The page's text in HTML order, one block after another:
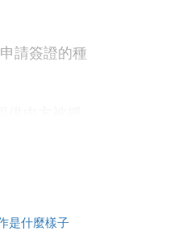
請簽證的種
中方被授
貿廳，以及
月或一個
是什麼樣子